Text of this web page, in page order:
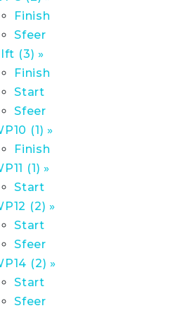
Finish
Sfeer
(3) »
Finish
Start
Sfeer
(1) »
Finish
(1) »
Start
(2) »
Start
Sfeer
(2) »
Start
Sfeer